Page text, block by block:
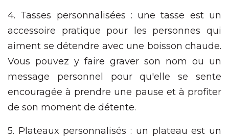
4. Tasses personnalisées : une tasse est un
accessoire pratique pour les personnes qui
aiment se détendre avec une boisson chaude.
Vous pouvez y faire graver son nom ou un
message personnel pour qu'elle se sente
encouragée à prendre une pause et à profiter
de son moment de détente.
5. Plateaux personnalisés : un plateau est un